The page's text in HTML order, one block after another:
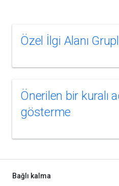
Özel İlgi Alanı
Önerilen bir kuralı
gösterme
Bağlı kalma